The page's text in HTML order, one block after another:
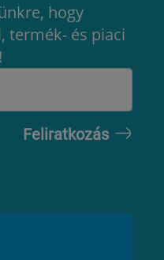
hogy
termék- és piaci